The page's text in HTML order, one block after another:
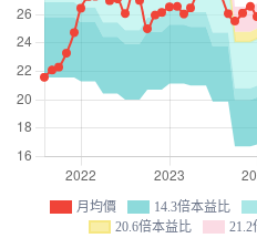
月均價 14.3倍本益比
20.6倍本益比
21.2